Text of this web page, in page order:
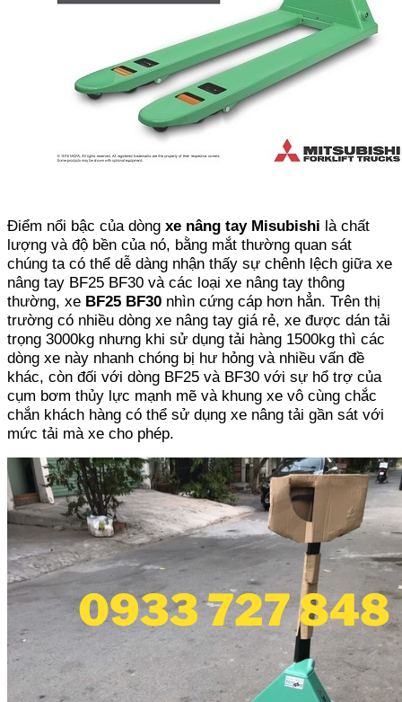
Điểm nổi bậc của dòng xe nâng tay Misubishi là chất
lượng và độ bền của nó, bằng mắt thường quan sát
chúng ta có thể dễ dàng nhận thấy sự chênh lệch giữa xe
nâng tay BF25 BF30 và các loại xe nâng tay thông
thường, xe BF25 BF30 nhìn cứng cáp hơn hẳn. Trên thị
trường có nhiều dòng xe nâng tay giá rẻ, xe được dán tải
trọng 3000kg nhưng khi sử dụng tải hàng 1500kg thì các
dòng xe này nhanh chóng bị hư hỏng và nhiều vấn đề
khác, còn đối với dòng BF25 và BF30 với sự hổ trợ của
cụm bơm thủy lực mạnh mẽ và khung xe vô cùng chắc
chắn khách hàng có thể sử dụng xe nâng tải gần sát với
mức tải mà xe cho phép.